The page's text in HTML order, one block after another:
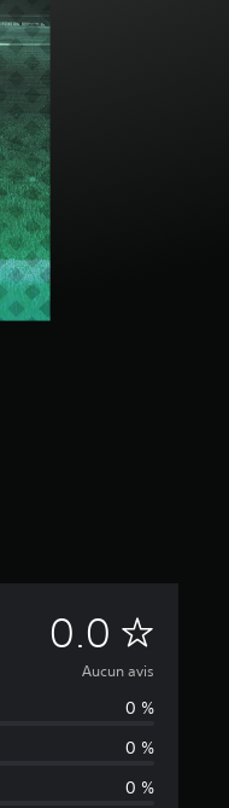
0.0 A
u
c
u
Aucun avis
0 %
0 %
0 %